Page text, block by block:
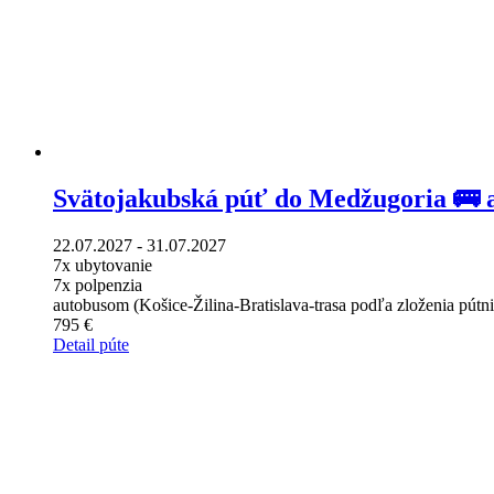
Svätojakubská púť do Medžugoria 🚌
22.07.2027 - 31.07.2027
7x ubytovanie
7x polpenzia
autobusom (Košice-Žilina-Bratislava-trasa podľa zloženia
795 €
Detail púte